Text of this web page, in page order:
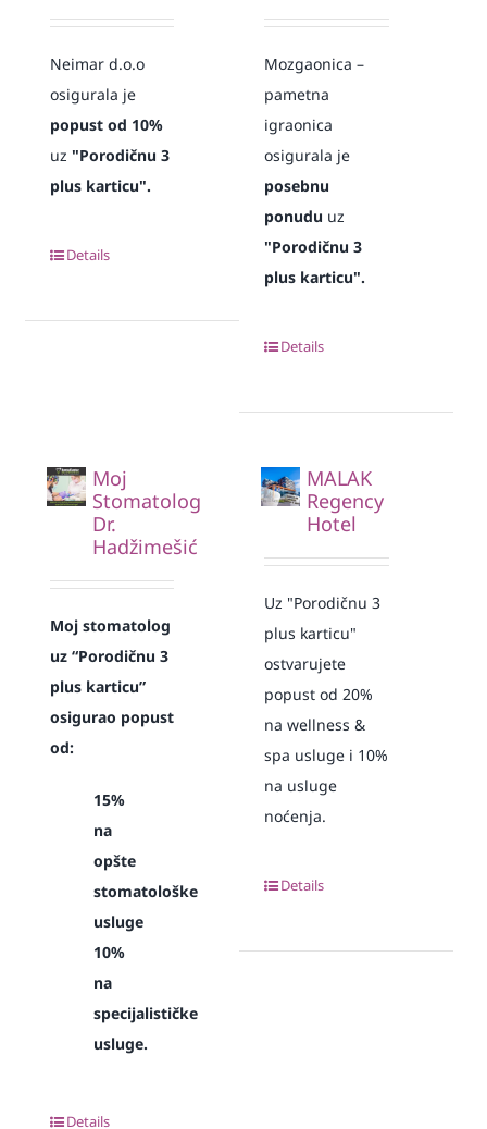
Neimar d.o.o
osigurala je
popust od 10%
uz "Porodičnu 3
plus karticu".
Details
Mozgaonica –
pametna
igraonica
osigurala je
posebnu
ponudu uz
"Porodičnu 3
plus karticu".
Details
Moj
Stomatolog
Dr.
Hadžimešić
Moj stomatolog
uz “Porodičnu 3
plus karticu”
osigurao popust
od:
15%
na
opšte
stomatološke
usluge
10%
na
specijalističke
usluge.
Details
MALAK
Regency
Hotel
Uz "Porodičnu 3
plus karticu"
ostvarujete
popust od 20%
na wellness &
spa usluge i 10%
na usluge
noćenja.
Details